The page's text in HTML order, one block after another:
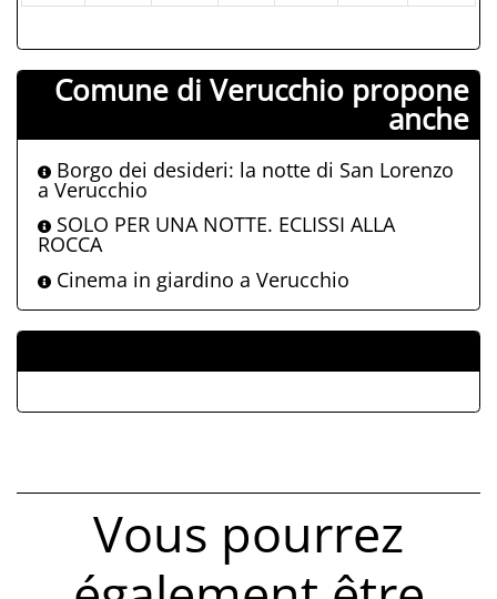
Comune di Verucchio propone
anche
Borgo dei desideri: la notte di San Lorenzo
a Verucchio
SOLO PER UNA NOTTE. ECLISSI ALLA
ROCCA
Cinema in giardino a Verucchio
Vous pourrez